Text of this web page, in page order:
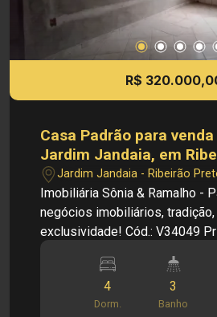
R$
Casa Padrão para
Jardim Jandaia, em
Jardim Jandaia - Ribeirão
Imobiliária Sônia & Ramalho -
negócios imobiliários,
exclusividade! Cód.: V34049 Principais
Jardim Jandaia - Casa 1 - Sala - Cozinha - 02
dormitórios - 01 banheiro - Area se serviço -
Casa 2 - Sala - Cozinha - 01 dormitórios - Área de
4
Dorm.
3
Banho